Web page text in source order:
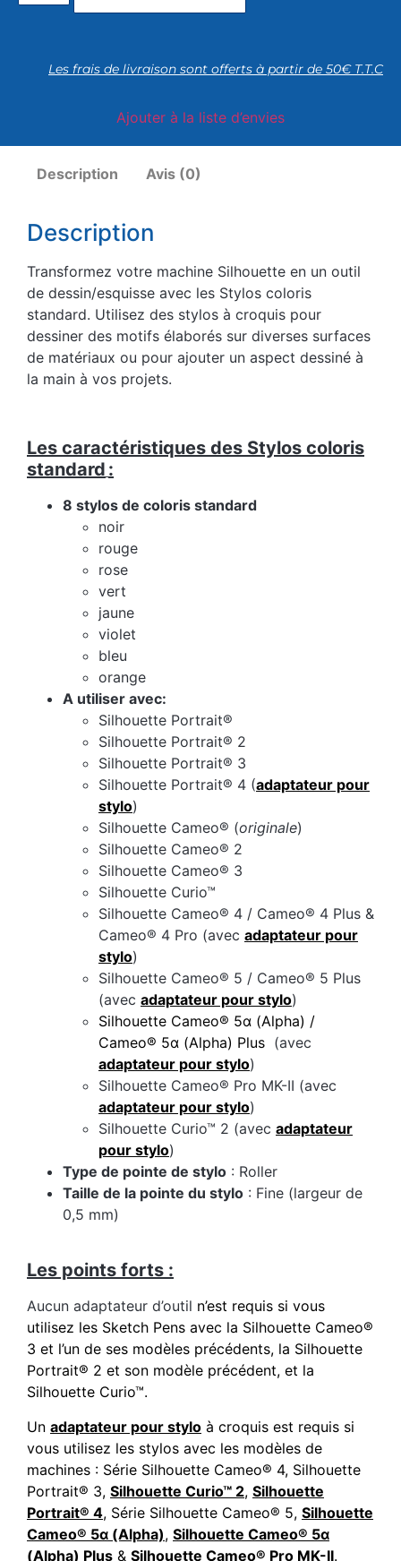
Les frais de livraison sont offerts à partir de 50€ T.T.C
Ajouter à la liste d’envies
Description Avis (0)
Description
Transformez votre machine Silhouette en un outil
de dessin/esquisse avec les Stylos coloris
standard. Utilisez des stylos à croquis pour
dessiner des motifs élaborés sur diverses surfaces
de matériaux ou pour ajouter un aspect dessiné à
la main à vos projets.
Les caractéristiques des Stylos coloris
standard :
8 stylos de coloris standard
noir
rouge
rose
vert
jaune
violet
bleu
orange
A utiliser avec:
Silhouette Portrait®
Silhouette Portrait® 2
Silhouette Portrait® 3
Silhouette Portrait® 4 (adaptateur pour
stylo)
Silhouette Cameo® (originale)
Silhouette Cameo® 2
Silhouette Cameo® 3
Silhouette Curio™
Silhouette Cameo® 4 / Cameo® 4 Plus &
Cameo® 4 Pro (avec adaptateur pour
stylo)
Silhouette Cameo® 5 / Cameo® 5 Plus
(avec adaptateur pour stylo)
Silhouette Cameo® 5α (Alpha) /
Cameo® 5α (Alpha) Plus (avec
adaptateur pour stylo)
Silhouette Cameo® Pro MK-II (avec
adaptateur pour stylo)
Silhouette Curio™ 2 (avec adaptateur
pour stylo)
Type de pointe de stylo : Roller
Taille de la pointe du stylo : Fine (largeur de
0,5 mm)
Les points forts :
Aucun adaptateur d’outil n’est requis si vous
utilisez les Sketch Pens avec la Silhouette Cameo®
3 et l’un de ses modèles précédents, la Silhouette
Portrait® 2 et son modèle précédent, et la
Silhouette Curio™.
Un adaptateur pour stylo à croquis est requis si
vous utilisez les stylos avec les modèles de
machines : Série Silhouette Cameo® 4, Silhouette
Portrait® 3, Silhouette Curio™ 2, Silhouette
Portrait® 4, Série Silhouette Cameo® 5, Silhouette
Cameo® 5α (Alpha), Silhouette Cameo® 5α
(Alpha) Plus & Silhouette Cameo® Pro MK-II.